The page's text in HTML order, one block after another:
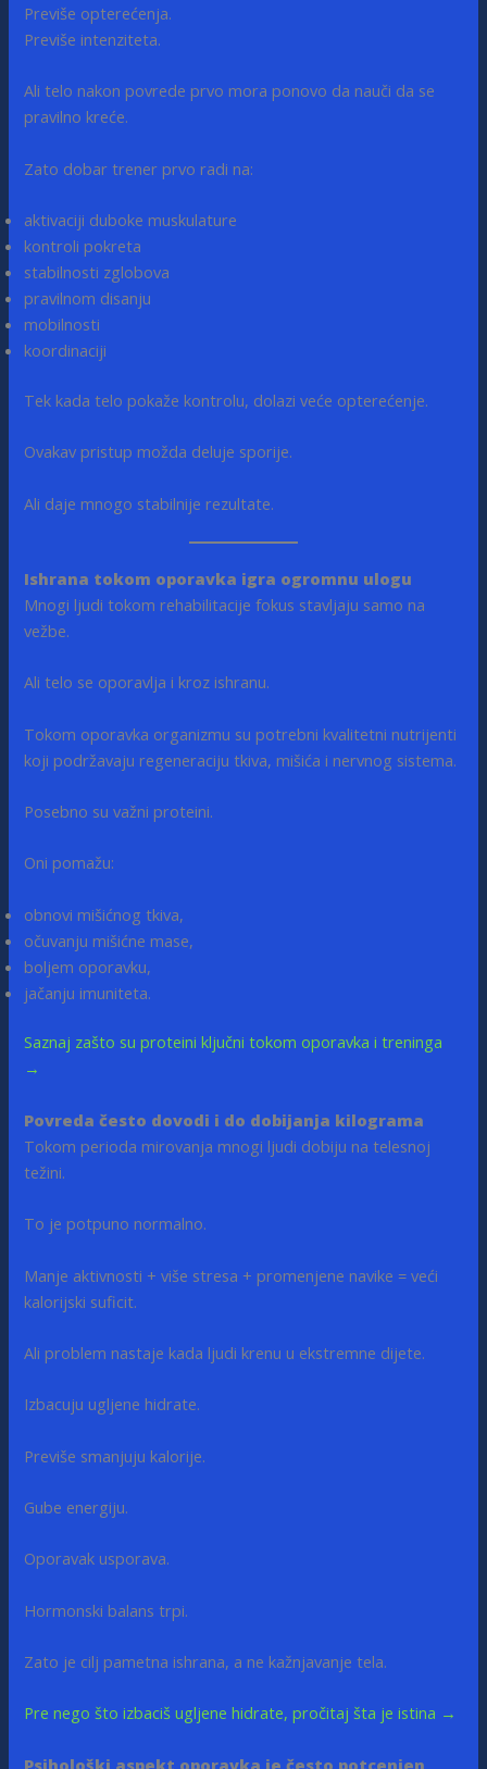
Previše opterećenja.
Previše intenziteta.
Ali telo nakon povrede prvo mora ponovo da nauči da se
pravilno kreće.
Zato dobar trener prvo radi na:
aktivaciji duboke muskulature
kontroli pokreta
stabilnosti zglobova
pravilnom disanju
mobilnosti
koordinaciji
Tek kada telo pokaže kontrolu, dolazi veće opterećenje.
Ovakav pristup možda deluje sporije.
Ali daje mnogo stabilnije rezultate.
Ishrana tokom oporavka igra ogromnu ulogu
Mnogi ljudi tokom rehabilitacije fokus stavljaju samo na
vežbe.
Ali telo se oporavlja i kroz ishranu.
Tokom oporavka organizmu su potrebni kvalitetni nutrijenti
koji podržavaju regeneraciju tkiva, mišića i nervnog sistema.
Posebno su važni proteini.
Oni pomažu:
obnovi mišićnog tkiva,
očuvanju mišićne mase,
boljem oporavku,
jačanju imuniteta.
Saznaj zašto su proteini ključni tokom oporavka i treninga
→
Povreda često dovodi i do dobijanja kilograma
Tokom perioda mirovanja mnogi ljudi dobiju na telesnoj
težini.
To je potpuno normalno.
Manje aktivnosti + više stresa + promenjene navike = veći
kalorijski suficit.
Ali problem nastaje kada ljudi krenu u ekstremne dijete.
Izbacuju ugljene hidrate.
Previše smanjuju kalorije.
Gube energiju.
Oporavak usporava.
Hormonski balans trpi.
Zato je cilj pametna ishrana, a ne kažnjavanje tela.
Pre nego što izbaciš ugljene hidrate, pročitaj šta je istina →
Psihološki aspekt oporavka je često potcenjen